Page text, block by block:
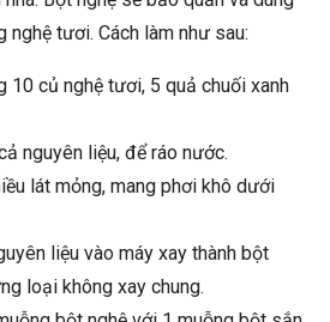
nghệ tươi. Cách làm như sau:
10 củ nghệ tươi, 5 quả chuối xanh
nguyên liệu, để ráo nước.
lát mỏng, mang phơi khô dưới
liệu vào máy xay thành bột
loại không xay chung.